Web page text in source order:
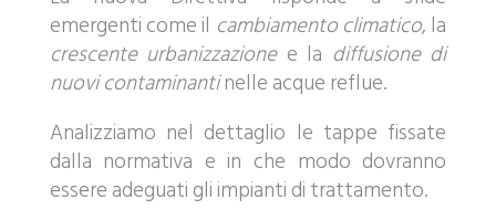
emergenti come il cambiamento climatico, la
crescente urbanizzazionee la diffusione di
nuovi contaminantinelle acque reflue.
Analizziamo nel dettaglio le tappe fissate
dalla normativa e in che modo dovranno
essere adeguati gli impianti di trattamento.